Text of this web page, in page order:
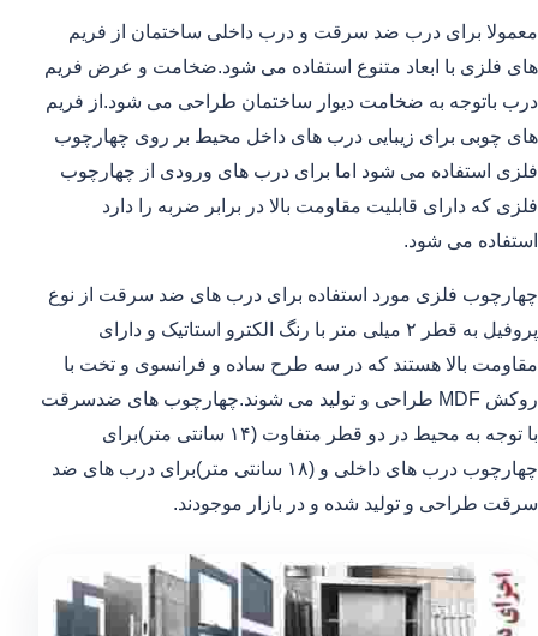
معمولا برای درب ضد سرقت و درب داخلی ساختمان از فریم
های فلزی با ابعاد متنوع استفاده می شود.ضخامت و عرض فریم
درب باتوجه به ضخامت دیوار ساختمان طراحی می شود.از فریم
های چوبی برای زیبایی درب های داخل محیط بر روی چهارچوب
فلزی استفاده می شود اما برای درب های ورودی از چهارچوب
فلزی که دارای قابلیت مقاومت بالا در برابر ضربه را دارد
استفاده می شود.
چهارچوب فلزی مورد استفاده برای درب های ضد سرقت از نوع
پروفیل به قطر ۲ میلی متر با رنگ الکترو استاتیک و دارای
مقاومت بالا هستند که در سه طرح ساده و فرانسوی و تخت با
روکش MDF طراحی و تولید می شوند.چهارچوب های ضدسرقت
با توجه به محیط در دو قطر متفاوت (۱۴ سانتی متر)برای
چهارچوب درب های داخلی و (۱۸ سانتی متر)برای درب های ضد
سرقت طراحی و تولید شده و در بازار موجودند.